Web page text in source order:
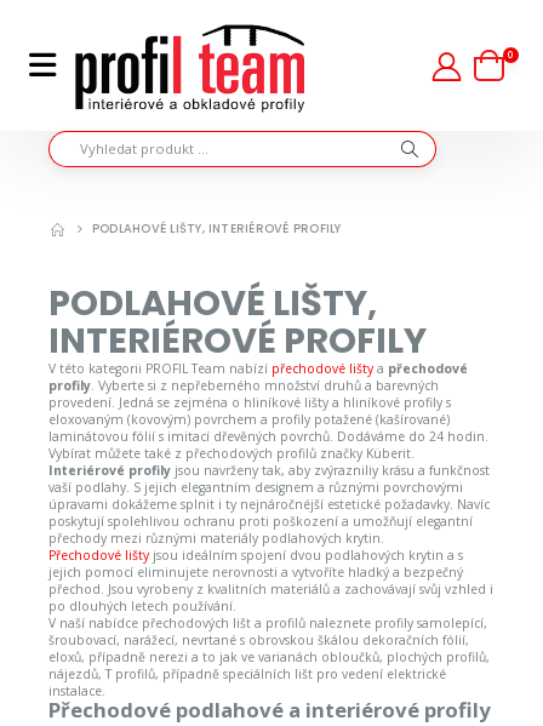
0
PODLAHOVÉ LIŠTY, INTERIÉROVÉ PROFILY
PODLAHOVÉ LIŠTY,
INTERIÉROVÉ PROFILY
V této kategorii PROFIL Team nabízí přechodové lišty a přechodové
profily. Vyberte si z nepřeberného množství druhů a barevných
provedení. Jedná se zejména o hliníkové lišty a hliníkové profily s
eloxovaným (kovovým) povrchem a profily potažené (kašírované)
laminátovou fólií s imitací dřevěných povrchů. Dodáváme do 24 hodin.
Vybírat můžete také z přechodových profilů značky Küberit.
Interiérové profily jsou navrženy tak, aby zvýrazniliy krásu a funkčnost
vaší podlahy. S jejich elegantním designem a různými povrchovými
úpravami dokážeme splnit i ty nejnáročnéjší estetické požadavky. Navíc
poskytují spolehlivou ochranu proti poškození a umožňují elegantní
přechody mezi různými materiály podlahových krytin.
Přechodové lišty jsou ideálním spojení dvou podlahových krytin a s
jejich pomocí eliminujete nerovnosti a vytvoříte hladký a bezpečný
přechod. Jsou vyrobeny z kvalitních materiálů a zachovávají svůj vzhled i
po dlouhých letech používání.
V naší nabídce přechodových lišt a profilů naleznete profily samolepící,
šroubovací, narážecí, nevrtané s obrovskou škálou dekoračních fólií,
eloxů, případně nerezi a to jak ve varianách obloučků, plochých profilů,
nájezdů, T profilů, případně speciálních lišt pro vedení elektrické
instalace.
Přechodové podlahové a interiérové profily